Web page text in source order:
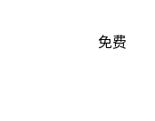
免费